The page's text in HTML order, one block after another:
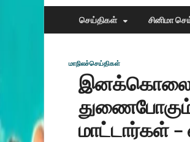
செய்திகள் சினிமா
மாநிலச்செய்திகள்
இனக்கொலை
மாட்டார்கள்